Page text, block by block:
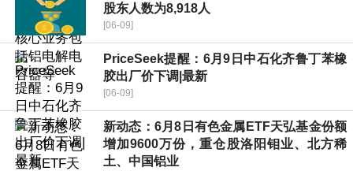
股东人数为8,918人
[06-09]
PriceSeek提醒：6月9日中石化齐鲁丁苯橡
胶出厂价下调|最新
[06-09]
新动态：6月8日有色金属ETF天弘基金份额
增加9600万份，重仓股洛阳钼业、北方稀
土、中国铝业